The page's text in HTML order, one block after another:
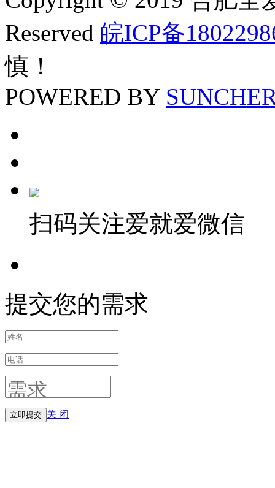
Reserved 皖ICP备
慎！
POWERED BY
扫码关注爱就爱微信
提交您的需求
关 闭